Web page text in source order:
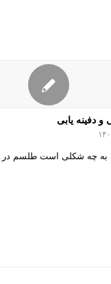
دفینه یابی
به چه شکلی است طلسم در